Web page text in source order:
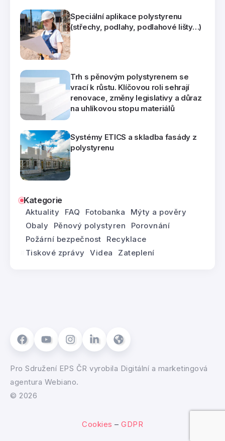
Speciální aplikace polystyrenu
(střechy, podlahy, podlahové lišty…)
Trh s pěnovým polystyrenem se
vrací k růstu. Klíčovou roli sehrají
renovace, změny legislativy a důraz
na uhlíkovou stopu materiálů
Systémy ETICS a skladba fasády z
polystyrenu
Kategorie
Aktuality FAQ Fotobanka
Mýty a pověry
Obaly
Pěnový polystyren
Porovnání
Požární bezpečnost
Recyklace
Tiskové zprávy
Videa Zateplení
Pro Sdružení EPS ČR vyrobila Digitální a marketingová
agentura Webiano.
© 2026
Cookies – GDPR